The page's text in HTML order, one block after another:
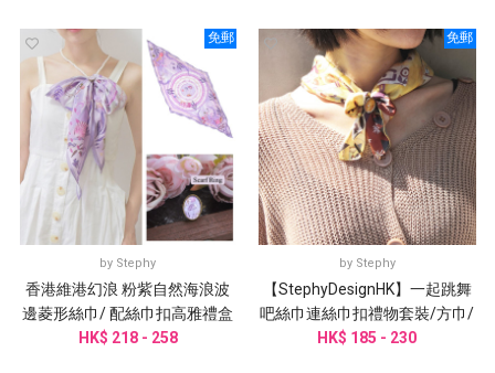
免郵
by Stephy
香港維港幻浪 粉紫自然海浪波
邊菱形絲巾/ 配絲巾扣高雅禮盒
圍巾
HK$ 218 - 258
免郵
by Stephy
【StephyDesignHK】一起跳舞
吧絲巾連絲巾扣禮物套裝/方巾/
頭巾/手腕帶/圍巾/姊姊禮物
HK$ 185 - 230